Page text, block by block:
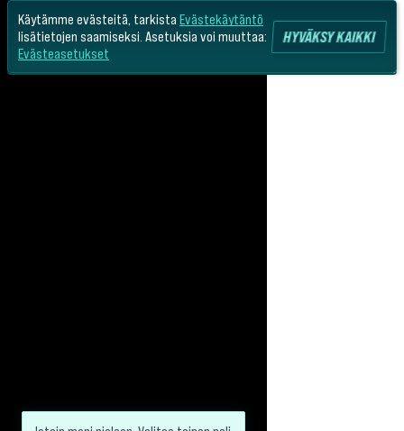
Käytämme evästeitä, tarkista Evästekäytäntö
lisätietojen saamiseksi. Asetuksia voi muuttaa:
Evästeasetukset
HYVÄKSY KAIKKI